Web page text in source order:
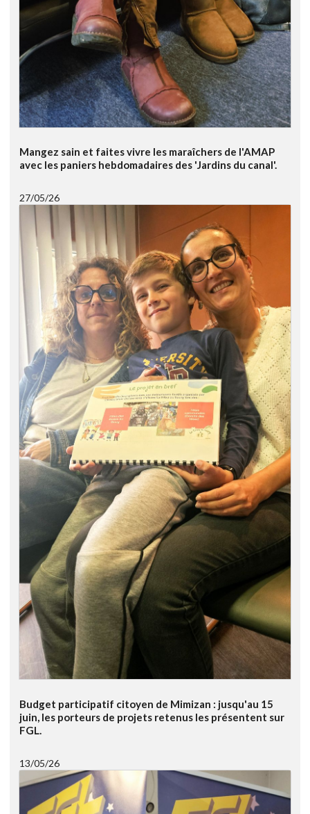
Mangez sain et faites vivre les maraîchers de l'AMAP
avec les paniers hebdomadaires des 'Jardins du canal'.
27/05/26
Budget participatif citoyen de Mimizan : jusqu'au 15
juin, les porteurs de projets retenus les présentent sur
FGL.
13/05/26